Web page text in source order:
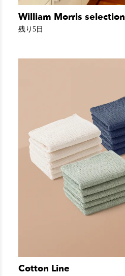
William Morris selection
残り5日
Cotton Line